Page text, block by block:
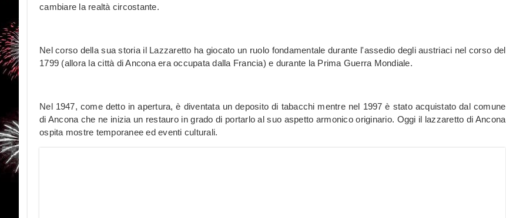
cambiare la realtà circostante.
Nel corso della sua storia il Lazzaretto ha giocato un ruolo fondamentale durante l'assedio degli austriaci nel corso del
1799 (allora la città di Ancona era occupata dalla Francia) e durante la Prima Guerra Mondiale.
Nel 1947, come detto in apertura, è diventata un deposito di tabacchi mentre nel 1997 è stato acquistato dal comune
di Ancona che ne inizia un restauro in grado di portarlo al suo aspetto armonico originario. Oggi il lazzaretto di Ancona
ospita mostre temporanee ed eventi culturali.